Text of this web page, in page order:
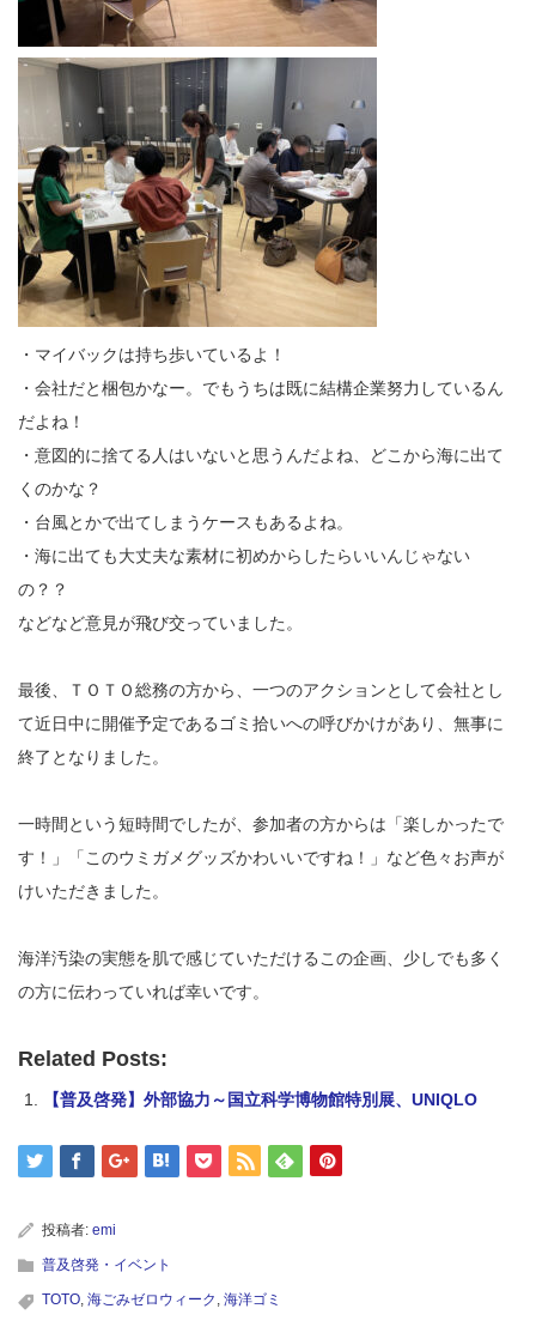
・マイバックは持ち歩いているよ！
・会社だと梱包かなー。でもうちは既に結構企業努力しているん
だよね！
・意図的に捨てる人はいないと思うんだよね、どこから海に出て
くのかな？
・台風とかで出てしまうケースもあるよね。
・海に出ても大丈夫な素材に初めからしたらいいんじゃない
の？？
などなど意見が飛び交っていました。
最後、ＴＯＴＯ総務の方から、一つのアクションとして会社とし
て近日中に開催予定であるゴミ拾いへの呼びかけがあり、無事に
終了となりました。
一時間という短時間でしたが、参加者の方からは「楽しかったで
す！」「このウミガメグッズかわいいですね！」など色々お声が
けいただきました。
海洋汚染の実態を肌で感じていただけるこの企画、少しでも多く
の方に伝わっていれば幸いです。
Related Posts:
【普及啓発】外部協力～国立科学博物館特別展、UNIQLO
投稿者: emi
普及啓発・イベント
TOTO, 海ごみゼロウィーク , 海洋ゴミ